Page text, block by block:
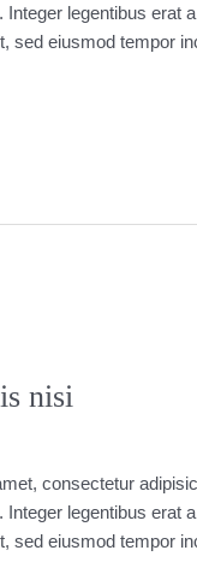
Integer legentibus erat
sed eiusmod tempor
nisi
consectetur
Integer legentibus erat
sed eiusmod tempor